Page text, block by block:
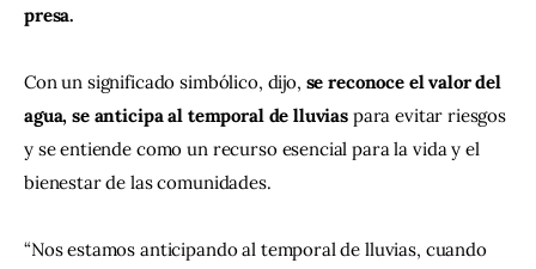
presa.
Con un significado simbólico, dijo, se reconoce el valor del
agua, se anticipa al temporal de lluvias para evitar riesgos
y se entiende como un recurso esencial para la vida y el
bienestar de las comunidades.
“Nos estamos anticipando al temporal de lluvias, cuando